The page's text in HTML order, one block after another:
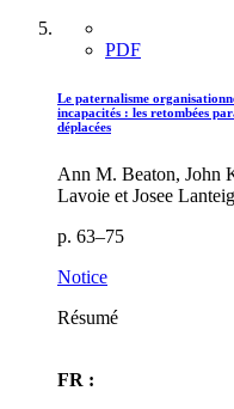
PDF
Le paternalisme
incapacités : les retombées
déplacées
Ann M. Beaton, John
Lavoie et Josee
p. 63–75
Notice
Résumé
FR :